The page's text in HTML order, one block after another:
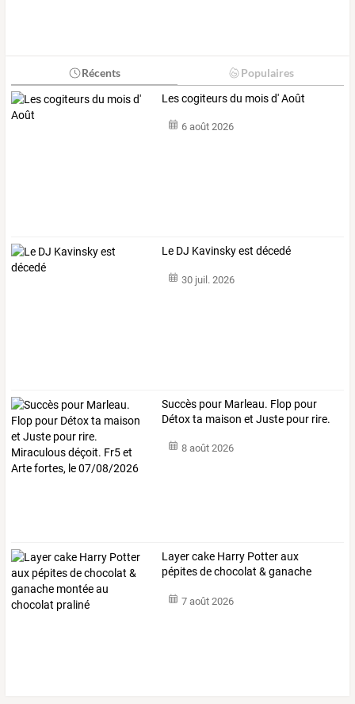
Récents Populaires
Les cogiteurs du mois d' Août
6 août 2026
Le DJ Kavinsky est décedé
30 juil. 2026
Succès pour Marleau. Flop pour
Détoxta maison et Juste pour rire.
8 août 2026
Layercake Harry Potteraux
pépitesdechocolat & ganache
7 août 2026